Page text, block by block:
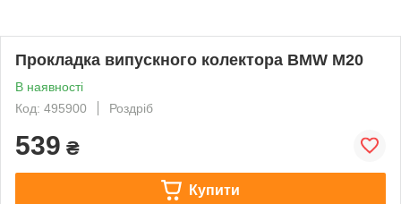
Прокладка випускного колектора BMW M20
В наявності
Код: 495900
Роздріб
539 ₴
Купити